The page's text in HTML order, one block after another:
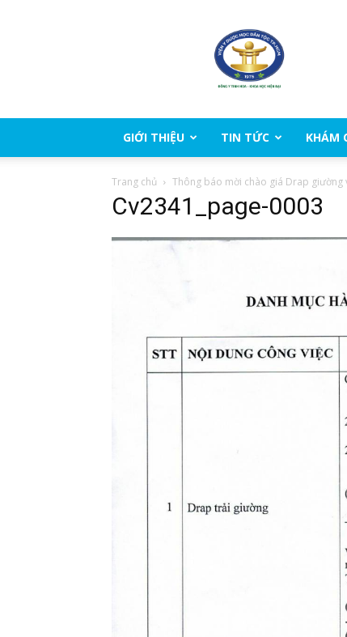
tộc
Thành
Chí
Minh
GIỚI THIỆU TIN TỨC KHÁM
Trang chủ Thông báo mời chào giá Drap giường
Cv2341_page-0003